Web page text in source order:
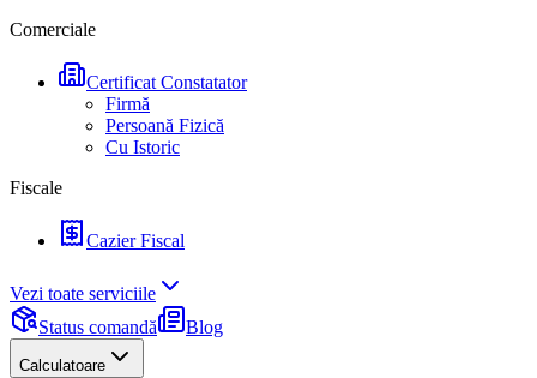
Comerciale
Certificat Constatator
Firmă
Persoană Fizică
Cu Istoric
Fiscale
Cazier Fiscal
Vezi toate serviciile
Status comandă
Blog
Calculatoare